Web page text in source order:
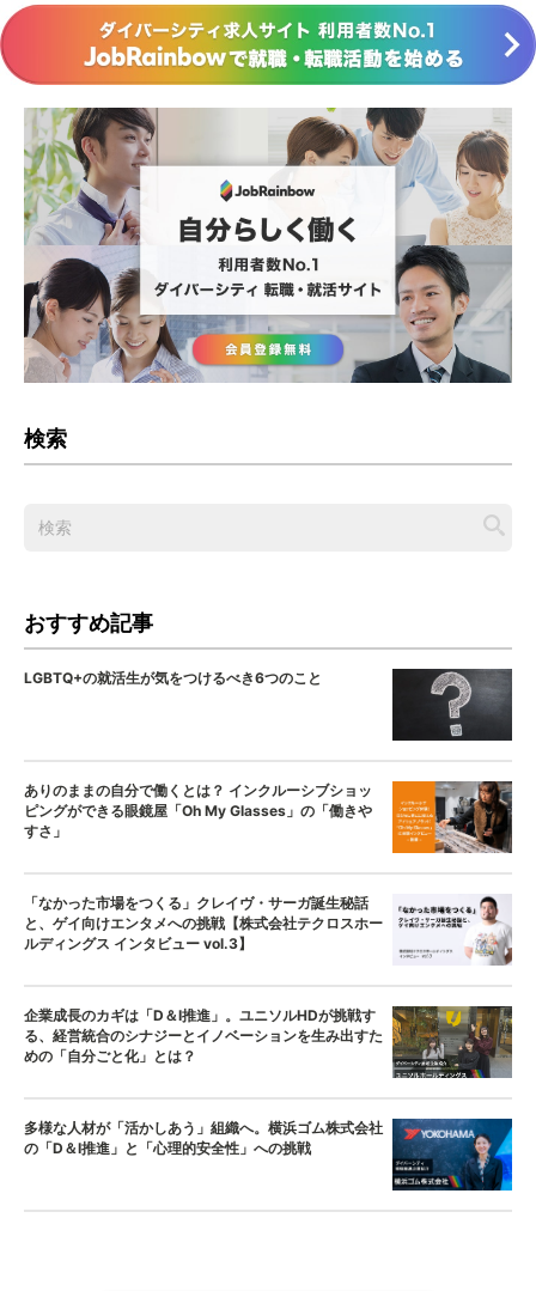
検索
おすすめ記事
LGBTQ+の就活生が気をつけるべき6つのこと
ありのままの自分で働くとは？ インクルーシブショッ
ピングができる眼鏡屋「Oh My Glasses」の「働きや
すさ」
「なかった市場をつくる」クレイヴ・サーガ誕生秘話
と、ゲイ向けエンタメへの挑戦【株式会社テクロスホー
ルディングス インタビュー vol.3】
企業成長のカギは「D＆I推進」。ユニソルHDが挑戦す
る、経営統合のシナジーとイノベーションを生み出すた
めの「自分ごと化」とは？
多様な人材が「活かしあう」組織へ。横浜ゴム株式会社
の「D＆I推進」と「心理的安全性」への挑戦